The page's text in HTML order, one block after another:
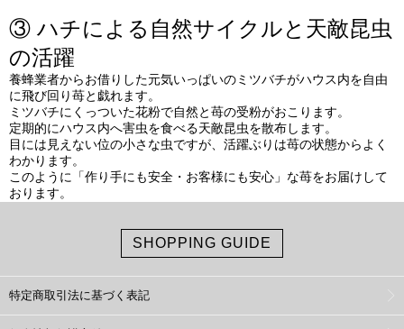
③ ハチによる自然サイクルと天敵昆虫
の活躍
養蜂業者からお借りした元気いっぱいのミツバチがハウス内を自由
に飛び回り苺と戯れます。
ミツバチにくっついた花粉で自然と苺の受粉がおこります。
定期的にハウス内へ害虫を食べる天敵昆虫を散布します。
目には見えない位の小さな虫ですが、活躍ぶりは苺の状態からよく
わかります。
このように「作り手にも安全・お客様にも安心」な苺をお届けして
おります。
SHOPPING GUIDE
特定商取引法に基づく表記